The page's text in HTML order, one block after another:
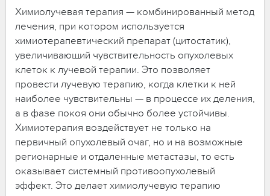
Химиолучевая терапия — комбинированный метод
лечения, при котором используется
химиотерапевтический препарат (цитостатик),
увеличивающий чувствительность опухолевых
клеток к лучевой терапии. Это позволяет
провести лучевую терапию, когда клетки к ней
наиболее чувствительны — в процессе их деления,
а в фазе покоя они обычно более устойчивы.
Химиотерапия воздействует не только на
первичный опухолевый очаг, но и на возможные
регионарные и отдаленные метастазы, то есть
оказывает системный противоопухолевый
эффект. Это делает химиолучевую терапию